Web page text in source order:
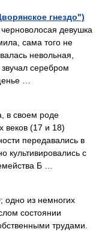
гнездо")
девушка
сама того не
невольная,
серебром
…
в своем роде
веков (17 и 18)
передавались в
культивировались с
Б …
одно из немногих
состоянии
трудами.